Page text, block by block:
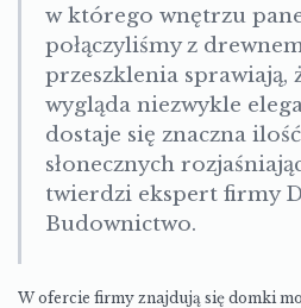
w którego wnętrzu
połączyliśmy z
przeszklenia sprawiają,
wygląda niezwykle
dostaje się znaczna
słonecznych
twierdzi ekspert firmy
Budownictwo.
W ofercie firmy znajdują się domki